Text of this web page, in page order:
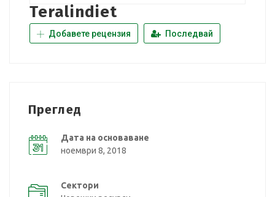
Teralindiet
Добавете рецензия Последвай
Преглед
Дата на основаване
ноември 8, 2018
Сектори